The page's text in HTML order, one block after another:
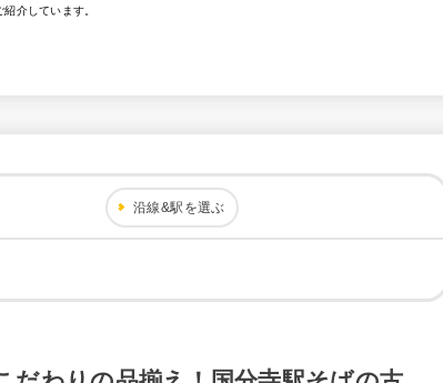
介しています。
沿線&駅を選ぶ